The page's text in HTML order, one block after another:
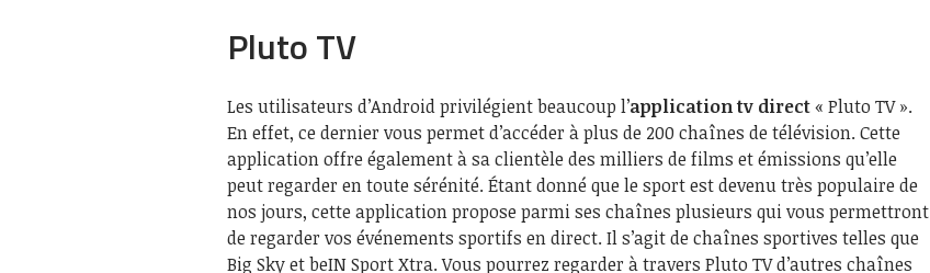
Pluto TV
Les utilisateurs d’Android privilégient beaucoup l’application tv direct« Pluto TV ».
En effet, ce dernier vous permet d’accéder à plus de 200 chaînes de télévision. Cette
application offre également à sa clientèle des milliers de films et émissions qu’elle
peut regarder en toute sérénité. Étant donné que le sport est devenu très populaire de
nos jours, cette application propose parmi ses chaînes plusieurs qui vous permettront
de regarder vos événements sportifs en direct. Il s’agit de chaînes sportives telles que
Big Sky et beIN Sport Xtra. Vous pourrez regarder à travers Pluto TV d’autres chaînes